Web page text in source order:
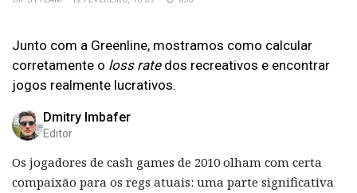
Junto com a Greenline, mostramos como calcular
corretamente o loss ratedos recreativos e encontrar
jogos realmente lucrativos.
Dmitry Imbafer
Editor
Os jogadores de cash games de 2010 olham com certa
compaixão para os regs atuais: uma parte significativa